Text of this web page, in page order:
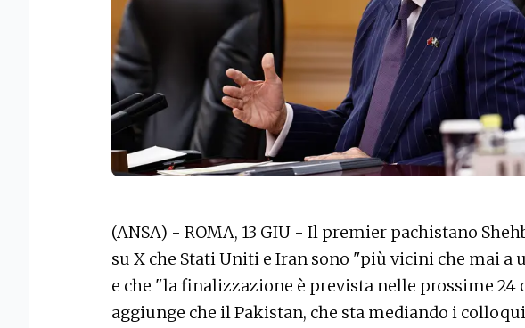
(ANSA) - ROMA, 13 GIU - Il premier pachistano
su X che Stati Uniti e Iran sono "più vicini che mai a
e che "la finalizzazione è prevista nelle prossime 24
aggiunge che il Pakistan, che sta mediando i